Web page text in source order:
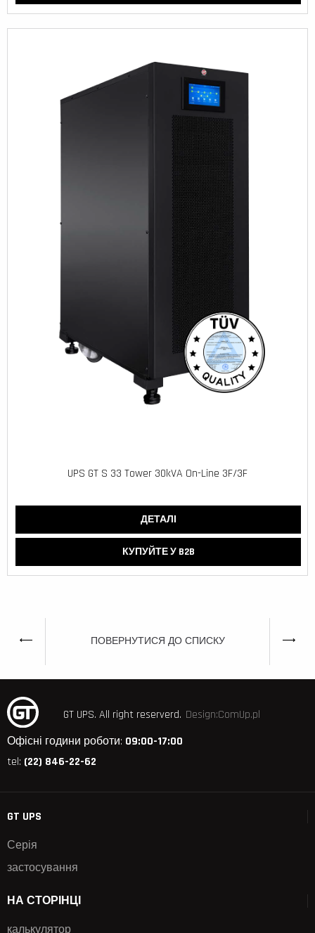
UPS GT S 33 Tower 30kVA On-Line 3F/3F
ДЕТАЛІ
КУПУЙТЕ У B2B
ПОВЕРНУТИСЯ ДО СПИСКУ
GT UPS. All right reserverd. Design:ComUp.pl
Офісні години роботи: 09:00-17:00
tel: (22) 846-22-62
GT UPS
Серія
застосування
НА СТОРІНЦІ
калькулятор